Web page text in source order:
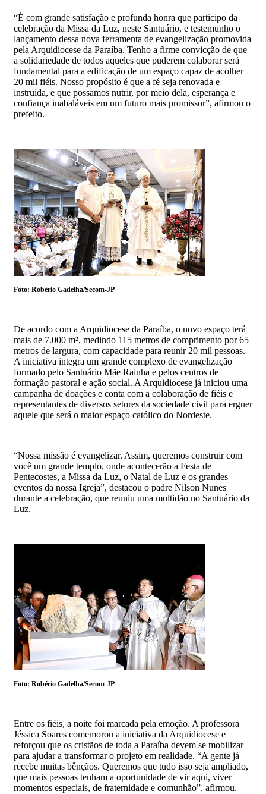
“É com grande satisfação e profunda honra que participo da
celebração da Missa da Luz, neste Santuário, e testemunho o
lançamento dessa nova ferramenta de evangelização promovida
pela Arquidiocese da Paraíba. Tenho a firme convicção de que
a solidariedade de todos aqueles que puderem colaborar será
fundamental para a edificação de um espaço capaz de acolher
20 mil fiéis. Nosso propósito é que a fé seja renovada e
instruída, e que possamos nutrir, por meio dela, esperança e
confiança inabaláveis em um futuro mais promissor”, afirmou o
prefeito.
Foto: Robério Gadelha/Secom-JP
De acordo com a Arquidiocese da Paraíba, o novo espaço terá
mais de 7.000 m², medindo 115 metros de comprimento por 65
metros de largura, com capacidade para reunir 20 mil pessoas.
A iniciativa integra um grande complexo de evangelização
formado pelo Santuário Mãe Rainha e pelos centros de
formação pastoral e ação social. A Arquidiocese já iniciou uma
campanha de doações e conta com a colaboração de fiéis e
representantes de diversos setores da sociedade civil para erguer
aquele que será o maior espaço católico do Nordeste.
“Nossa missão é evangelizar. Assim, queremos construir com
você um grande templo, onde acontecerão a Festa de
Pentecostes, a Missa da Luz, o Natal de Luz e os grandes
eventos da nossa Igreja”, destacou o padre Nilson Nunes
durante a celebração, que reuniu uma multidão no Santuário da
Luz.
Foto: Robério Gadelha/Secom-JP
Entre os fiéis, a noite foi marcada pela emoção. A professora
Jéssica Soares comemorou a iniciativa da Arquidiocese e
reforçou que os cristãos de toda a Paraíba devem se mobilizar
para ajudar a transformar o projeto em realidade. “A gente já
recebe muitas bênçãos. Queremos que tudo isso seja ampliado,
que mais pessoas tenham a oportunidade de vir aqui, viver
momentos especiais, de fraternidade e comunhão”, afirmou.